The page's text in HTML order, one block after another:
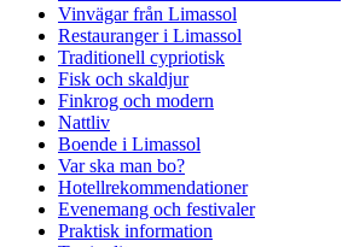
Vinvägar från Limassol
Restauranger i Limassol
Traditionell cypriotisk
Fisk och skaldjur
Finkrog och modern
Nattliv
Boende i Limassol
Var ska man bo?
Hotellrekommendationer
Evenemang och festivaler
Praktisk information